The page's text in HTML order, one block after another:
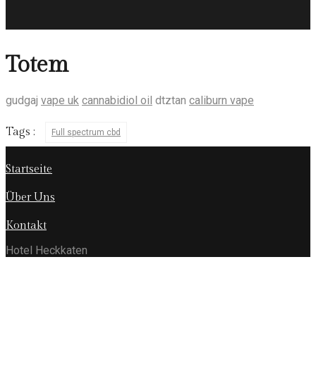
Totem
gudgaj vape uk cannabidiol oil dtztan caliburn vape
Tags : Full spectrum cbd
Startseite
Über Uns
Kontakt
Hotel Heckkaten